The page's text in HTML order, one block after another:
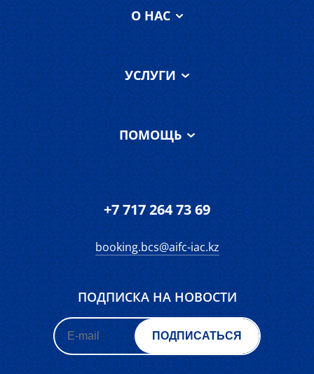
О НАС
Об IAC Chambers
Наша команда
О суде МФЦА
О МАЦ
Terms and
Conditions of Use
УСЛУГИ
Услуги
Отзывы
FAQ
Запросы
ПОМОЩЬ
Контакты
Форма обратной
связи
Дорожная карта
+7 717 264 73 69
booking.bcs@aifc-iac.kz
ПОДПИСКА НА НОВОСТИ
ПОДПИСАТЬСЯ